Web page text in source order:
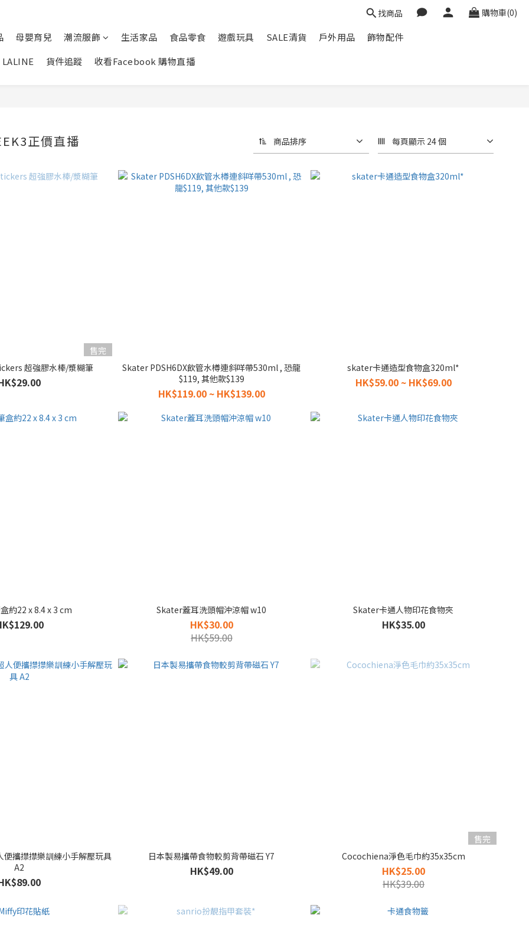
找商品 購物車(0)
母嬰育兒 潮流服飾 生活家品 食品零食 遊戲玩具 SALE清貨 戶外用品
飾物配件
LALINE
貨件追蹤 收看Facebook 購物直播
正價直播 商品排序 每頁顯示 24 個
售完
超強膠水棒/漿糊筆
Skater PDSH6DX飲管水樽連斜咩帶530ml , 恐龍
$119, 其他款$139
HK$119.00 ~ HK$139.00
skater卡通造型食物盒320ml*
HK$59.00 ~ HK$69.00
約22 x 8.4 x 3 cm Skater蓋耳洗頭帽沖涼帽 w10
HK$30.00
HK$59.00
Skater卡通人物印花食物夾
HK$35.00
攜㩒㩒樂訓練小手解壓玩具
A2
日本製易攜帶食物較剪背帶磁石 Y7
HK$49.00
售完
Cocochiena淨色毛巾約35x35cm
HK$25.00
HK$39.00